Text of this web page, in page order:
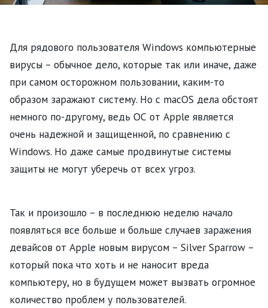
Для рядового пользователя Windows компьютерные
вирусы – обычное дело, которые так или иначе, даже
при самом осторожном пользовании, каким-то
образом заражают систему. Но с macOS дела обстоят
немного по-другому, ведь ОС от Apple является
очень надежной и защищенной, по сравнению с
Windows. Но даже самые продвинутые системы
защиты не могут уберечь от всех угроз.
Так и произошло – в последнюю неделю начало
появляться все больше и больше случаев заражения
девайсов от Apple новым вирусом – Silver Sparrow –
который пока что хоть и не наносит вреда
компьютеру, но в будущем может вызвать огромное
количество проблем у пользователей.